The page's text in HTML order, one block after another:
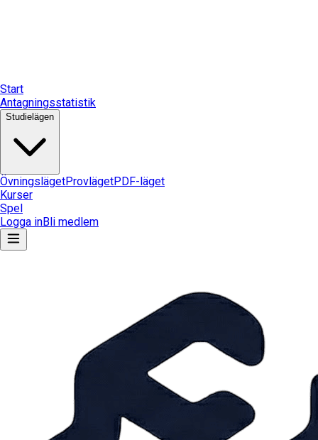
Start
Antagningsstatistik
Studielägen
ÖvningslägetProvlägetPDF-läget
Kurser
Spel
Logga inBli medlem